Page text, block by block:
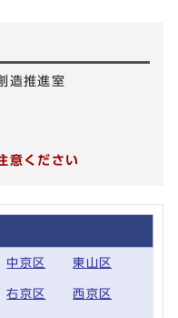
造推進室
意ください
中京区 東山区
右京区 西京区